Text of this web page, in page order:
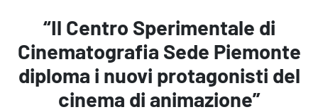
“Il Centro Sperimentale di
Cinematografia Sede Piemonte
diploma i nuovi protagonisti del
cinema di animazione”